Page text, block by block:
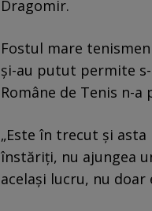
Dragomir.
Fostul mare
și-au putut permite
Române de Tenis n-
„Este în trecut și
înstăriți, nu ajungea
același lucru, nu doar